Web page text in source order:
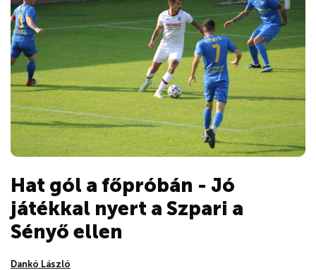
Hat gól a főpróbán - Jó
játékkal nyert a Szpari a
Sényő ellen
Dankó László